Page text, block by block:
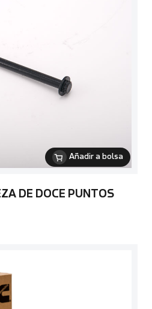
Añadir a bolsa
DE DOCE PUNTOS